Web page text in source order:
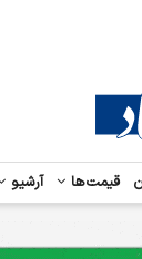
قیمت‌ها آرشیو